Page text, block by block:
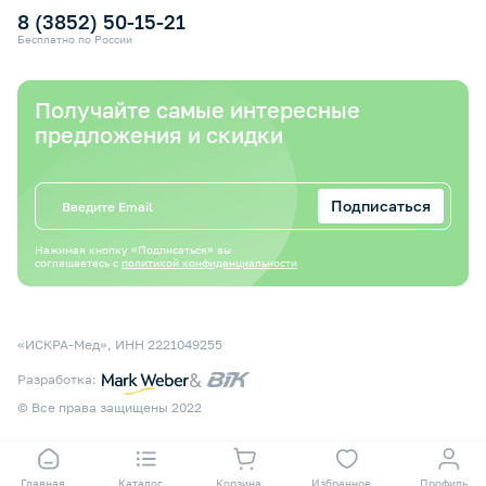
8 (3852) 50-15-21
Бесплатно по России
Получайте самые интересные
предложения и скидки
Подписаться
Нажимая кнопку «Подписаться» вы
соглашаетесь с политикой конфиденциальности
«ИСКРА-Мед», ИНН 2221049255
Разработка: &
© Все права защищены 2022
Главная Каталог Корзина Избранное Профиль